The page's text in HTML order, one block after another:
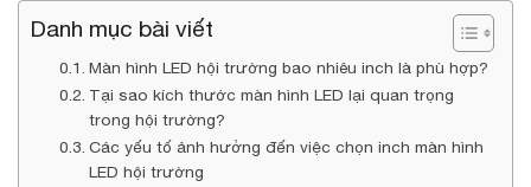
Danh mục bài viết
Màn hình LED hội trường bao nhiêu inch là phù hợp?
Tại sao kích thước màn hình LED lại quan trọng
trong hội trường?
Các yếu tố ảnh hưởng đến việc chọn inch màn hình
LED hội trường